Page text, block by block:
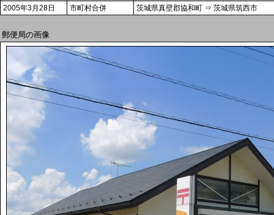
2005年3月28日 市町村合併 茨城県真壁郡協和町 ⇒ 茨城県筑西市
郵便局の画像